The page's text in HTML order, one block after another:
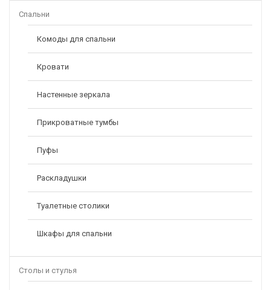
Спальни
Комоды для спальни
Кровати
Настенные зеркала
Прикроватные тумбы
Пуфы
Раскладушки
Туалетные столики
Шкафы для спальни
Столы и стулья